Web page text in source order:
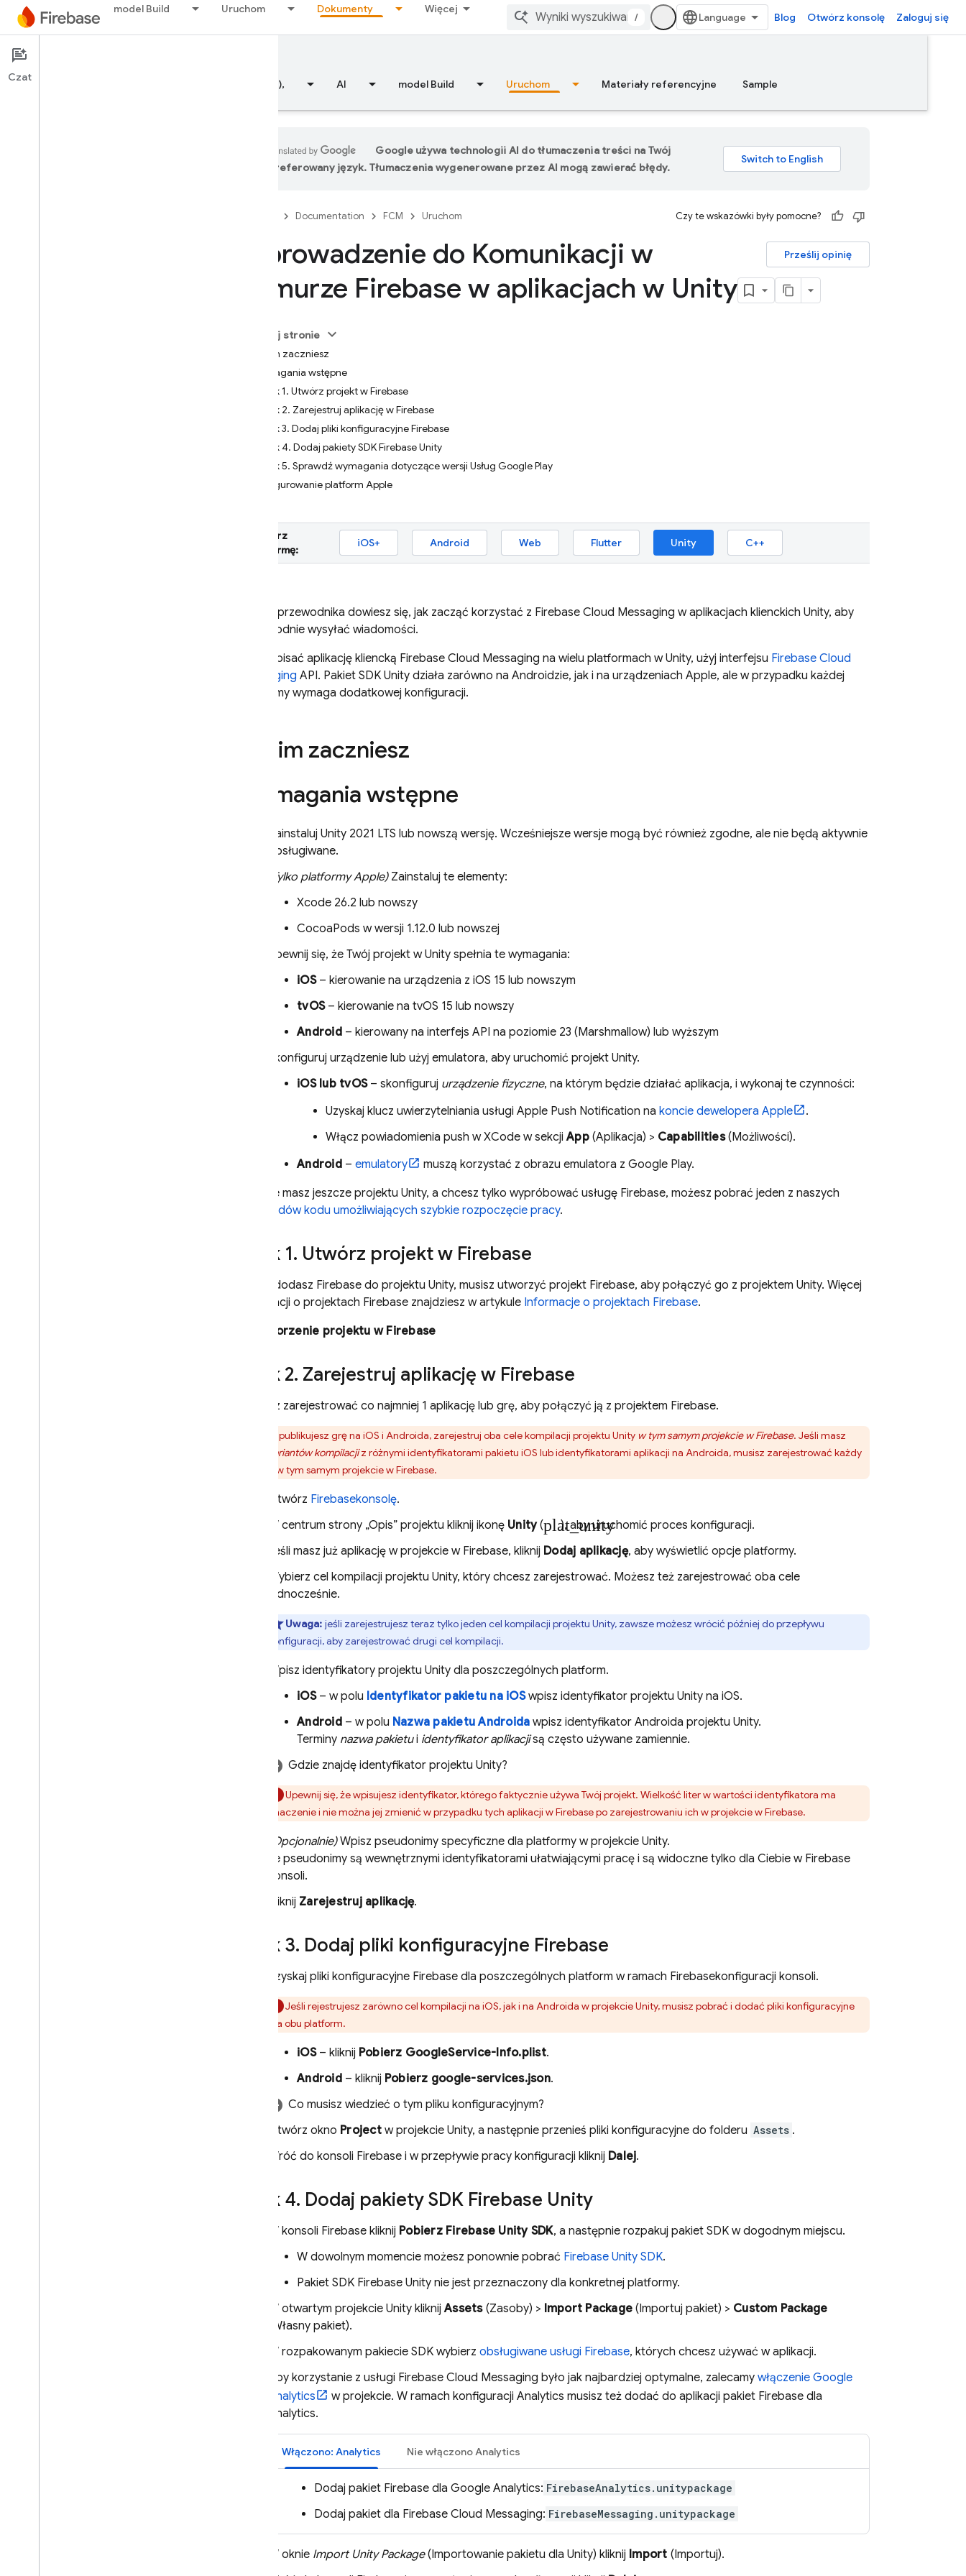
model Build Uruchom Dokumenty Więcej
/ Blog Otwórz konsolę Zaloguj się
Documentation
Przegląd Fundamentals (Podstawowe informacje), AI model Build Uruchom Materiały referencyjne Sample
Google używa technologii AI do tłumaczenia treści na Twój
preferowany język. Tłumaczenia wygenerowane przez AI mogą zawierać błędy.
Documentation FCM Uruchom Czy te wskazówki były pomocne?
Prześlij opinię
Wprowadzenie do Komunikacji w
chmurze Firebase w aplikacjach w Unity
Na tej stronie
Zanim zaczniesz
Wymagania wstępne
Krok 1. Utwórz projekt w Firebase
Krok 2. Zarejestruj aplikację w Firebase
Krok 3. Dodaj pliki konfiguracyjne Firebase
Krok 4. Dodaj pakiety SDK Firebase Unity
Krok 5. Sprawdź wymagania dotyczące wersji Usług Google Play
Konfigurowanie platform Apple
Wybierz
platformę:
iOS+ Android Web Flutter Unity C++
Z tego przewodnika dowiesz się, jak zacząć korzystać z Firebase Cloud Messaging w aplikacjach klienckich Unity, aby
niezawodnie wysyłać wiadomości.
Aby napisać aplikację kliencką Firebase Cloud Messaging na wielu platformach w Unity, użyj interfejsu Firebase Cloud
Messaging API. Pakiet SDK Unity działa zarówno na Androidzie, jak i na urządzeniach Apple, ale w przypadku każdej
platformy wymaga dodatkowej konfiguracji.
Zanim zaczniesz
Wymagania wstępne
Zainstaluj Unity 2021 LTS lub nowszą wersję. Wcześniejsze wersje mogą być również zgodne, ale nie będą aktywnie
obsługiwane.
(Tylko platformy Apple)Zainstaluj te elementy:
Xcode 26.2 lub nowszy
CocoaPods w wersji 1.12.0 lub nowszej
Upewnij się, że Twój projekt w Unity spełnia te wymagania:
iOS– kierowanie na urządzenia z iOS 15 lub nowszym
tvOS– kierowanie na tvOS 15 lub nowszy
Android– kierowany na interfejs API na poziomie 23 (Marshmallow) lub wyższym
Skonfiguruj urządzenie lub użyj emulatora, aby uruchomić projekt Unity.
iOS lub tvOS– skonfiguruj urządzenie fizyczne, na którym będzie działać aplikacja, i wykonaj te czynności:
Uzyskaj klucz uwierzytelniania usługi Apple Push Notification na koncie dewelopera Apple
.
Włącz powiadomienia push w XCode w sekcjiApp(Aplikacja) > Capabilities(Możliwości).
Android– emulatory
muszą korzystać z obrazu emulatora z Google Play.
Jeśli nie masz jeszcze projektu Unity, a chcesz tylko wypróbować usługę Firebase, możesz pobrać jeden z naszych
przykładów kodu umożliwiających szybkie rozpoczęcie pracy.
Krok 1. Utwórz projekt w Firebase
Zanim dodasz Firebase do projektu Unity, musisz utworzyć projekt Firebase, aby połączyć go z projektem Unity. Więcej
informacji o projektach Firebase znajdziesz w artykule Informacje o projektach Firebase.
Tworzenie projektu w Firebase
Krok 2. Zarejestruj aplikację w Firebase
Możesz zarejestrować co najmniej 1 aplikację lub grę, aby połączyć ją z projektem Firebase.
Jeśli publikujesz grę na iOS i Androida, zarejestruj oba cele kompilacji projektu Unity w tym samym projekcie w Firebase. Jeśli masz
wiele wariantów kompilacjiz różnymi identyfikatorami pakietu iOS lub identyfikatorami aplikacji na Androida, musisz zarejestrować każdy
wariant w tym samym projekcie w Firebase.
Otwórz Firebasekonsolę.
W centrum strony „Opis” projektu kliknij ikonę Unity(plat_unity
), aby uruchomić proces konfiguracji.
Jeśli masz już aplikację w projekcie w Firebase, kliknij Dodaj aplikację, aby wyświetlić opcje platformy.
Wybierz cel kompilacji projektu Unity, który chcesz zarejestrować. Możesz też zarejestrować oba cele
jednocześnie.
Uwaga: jeśli zarejestrujesz teraz tylko jeden cel kompilacji projektu Unity, zawsze możesz wrócić później do przepływu
konfiguracji, aby zarejestrować drugi cel kompilacji.
Wpisz identyfikatory projektu Unity dla poszczególnych platform.
iOS– w polu Identyfikator pakietu na iOSwpisz identyfikator projektu Unity na iOS.
Android– w polu Nazwa pakietu Androida wpisz identyfikator Androida projektu Unity.
Terminy nazwa pakietui identyfikator aplikacjisą często używane zamiennie.
Gdzie znajdę identyfikator projektu Unity?
Upewnij się, że wpisujesz identyfikator, którego faktycznie używa Twój projekt. Wielkość liter w wartości identyfikatora ma
znaczenie i nie można jej zmienić w przypadku tych aplikacji w Firebase po zarejestrowaniu ich w projekcie w Firebase.
(Opcjonalnie)Wpisz pseudonimy specyficzne dla platformy w projekcie Unity.
Te pseudonimy są wewnętrznymi identyfikatorami ułatwiającymi pracę i są widoczne tylko dla Ciebie w Firebase
konsoli.
Kliknij Zarejestruj aplikację.
Krok 3. Dodaj pliki konfiguracyjne Firebase
Uzyskaj pliki konfiguracyjne Firebase dla poszczególnych platform w ramach Firebasekonfiguracji konsoli.
Jeśli rejestrujesz zarówno cel kompilacji na iOS, jak i na Androida w projekcie Unity, musisz pobrać i dodać pliki konfiguracyjne
dla obu platform.
iOS– kliknij Pobierz GoogleService-Info.plist.
Android– kliknij Pobierz google-services.json.
Co musisz wiedzieć o tym pliku konfiguracyjnym?
Otwórz okno Projectw projekcie Unity, a następnie przenieś pliki konfiguracyjne do folderu Assets .
Wróć do konsoli Firebase i w przepływie pracy konfiguracji kliknij Dalej.
Krok 4. Dodaj pakiety SDK Firebase Unity
W konsoli Firebase kliknij Pobierz Firebase UnitySDK, a następnie rozpakuj pakiet SDK w dogodnym miejscu.
W dowolnym momencie możesz ponownie pobrać Firebase Unity SDK.
Pakiet SDK Firebase Unity nie jest przeznaczony dla konkretnej platformy.
W otwartym projekcie Unity kliknijAssets(Zasoby) > Import Package (Importuj pakiet) > Custom Package
(Własny pakiet).
W rozpakowanym pakiecie SDK wybierz obsługiwane usługi Firebase, których chcesz używać w aplikacji.
Aby korzystanie z usługi Firebase Cloud Messaging było jak najbardziej optymalne, zalecamy włączenie Google
Analytics
w projekcie. W ramach konfiguracji Analytics musisz też dodać do aplikacji pakiet Firebase dla
Analytics.
Włączono: Analytics Nie włączonoAnalytics
Dodaj pakiet Firebase dla Google Analytics: FirebaseAnalytics.unitypackage
Dodaj pakiet dla Firebase Cloud Messaging: FirebaseMessaging.unitypackage
W oknie Import Unity Package(Importowanie pakietu dla Unity) kliknij Import (Importuj).
Czat